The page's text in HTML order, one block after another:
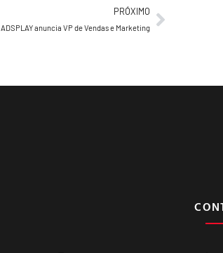
PRÓXIMO
ADSPLAY anuncia VP de Vendas e Marketing